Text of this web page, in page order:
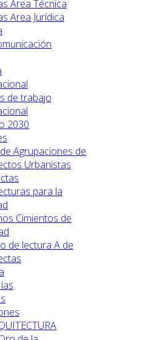
Area Técnica
Area Jurídica
de trabajo
2030
Agrupaciones de
Urbanistas
para la
Cimientos de
de lectura A de